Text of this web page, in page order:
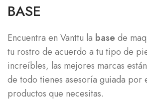
BASE
Encuentra en Vanttu la base de
tu rostro de acuerdo a tu tipo de
increíbles, las mejores marcas
de todo tienes asesoría guiada por
productos que necesitas.